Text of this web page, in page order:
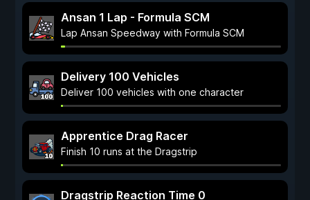
Ansan 1 Lap - Formula SCM
Lap Ansan Speedway with Formula SCM
Delivery 100 Vehicles
Deliver 100 vehicles with one character
Apprentice Drag Racer
Finish 10 runs at the Dragstrip
Dragstrip Reaction Time 0